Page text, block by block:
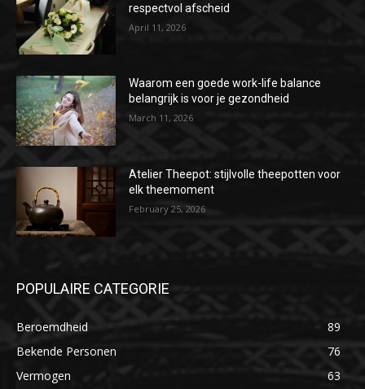
respectvol afscheid
April 11, 2026
Waarom een goede work-life balance
belangrijk is voor je gezondheid
March 11, 2026
Atelier Theepot: stijlvolle theepotten voor
elk theemoment
February 25, 2026
POPULAIRE CATEGORIE
Beroemdheid
89
Bekende Personen
76
Vermogen
63